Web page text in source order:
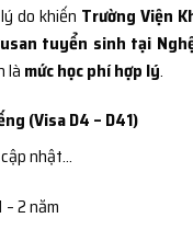
do khiến Trường Viện
tuyển sinh tại
là mức học phí hợp lý.
(Visa D4 – D41)
nhật…
– 2 năm